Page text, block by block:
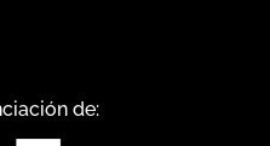
de: